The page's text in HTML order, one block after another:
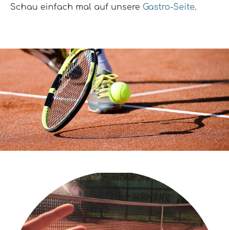
Schau einfach mal auf unsere Gastro-Seite.